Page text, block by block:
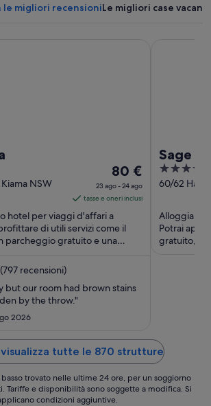
le migliori recensioniLe migliori case
NSW
Il
prezzo
è
80 €
a
notte
23
ago
80 €
23 ago - 24 ago
tasse e oneri inclusi
hotel per viaggi d'affari a
di utili servizi come il
parcheggio gratuito e una
recensioni)
but our room had brown stains
by the throw."
2026
Sage
4
out
5
60/62
Alloggia in
Potrai
gratuito, la
tutte le 870 strutture
trovato nelle ultime 24 ore, per un soggiorno
Tariffe e disponibilità sono soggette a modifica. Si
condizioni aggiuntive.